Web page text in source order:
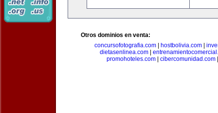
Otros dominios en venta:
concursofotografia.com| hostbolivia.com|
dietasenlinea.com|
promohoteles.com
cibercomunidad.com